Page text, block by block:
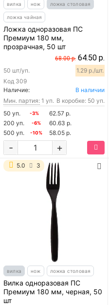
вилка нож ложка столовая
ложка чайная
Ложка одноразовая ПС
Премиум 180 мм,
прозрачная, 50 шт
68.00 р. 64.50 р.
Код 309
50 шт/уп. 1.29 р./шт.
Наличие:
В наличии
Мин. партия: 1 уп. В коробке: 50 уп.
50 уп.
-3%
62.57 р.
200 уп.
-6%
60.63 р.
500 уп.
-10% 58.05 р.
+
-
5.0 3
вилка нож ложка столовая
Вилка одноразовая ПС
Премиум 180 мм, черная, 50
шт